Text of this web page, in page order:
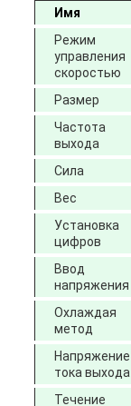
Имя
Режим
управления
скоростью
Размер
Частота
выхода
Сила
Вес
Установка
цифров
Ввод
напряжения
Охлаждая
метод
Напряжение
тока выхода
Течение